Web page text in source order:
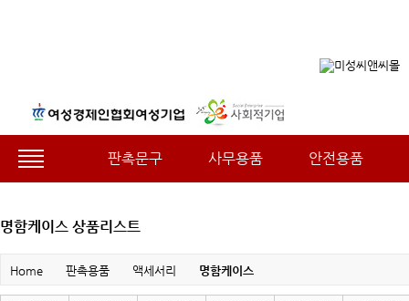
판촉문구 사무용품 안전용품
명함케이스 상품리스트
Home 판촉용품 액세서리 명함케이스